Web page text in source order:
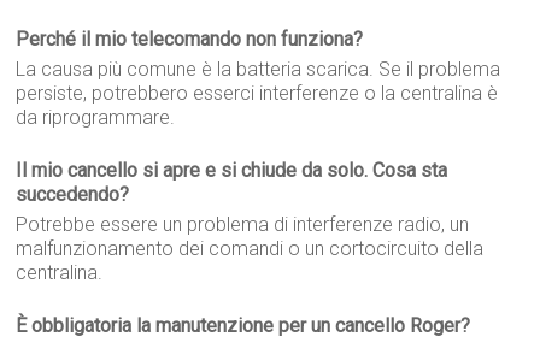
Perché il mio telecomando non funziona?
La causa più comune è la batteria scarica. Se il problema
persiste, potrebbero esserci interferenze o la centralina è
da riprogrammare.
Il mio cancello si apre e si chiude da solo. Cosa sta
succedendo?
Potrebbe essere un problema di interferenze radio, un
malfunzionamento dei comandi o un cortocircuito della
centralina.
È obbligatoria la manutenzione per un cancello Roger?